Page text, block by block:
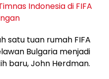
Indonesia di FIFA
satu tuan rumah FIFA
Bulgaria menjadi
baru, John Herdman.